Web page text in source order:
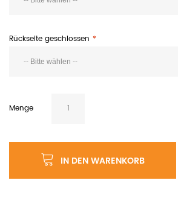
Rückseite geschlossen
Menge
IN DEN WARENKORB